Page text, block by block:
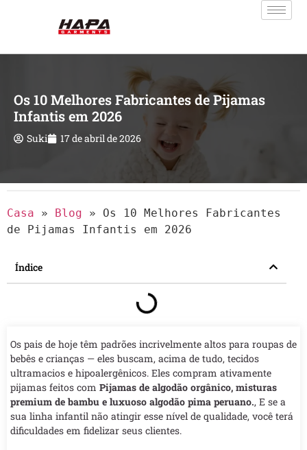
Os 10 Melhores Fabricantes de Pijamas
Infantis em 2026
Suki 17 de abril de 2026
Casa » Blog » Os 10 Melhores Fabricantes
de Pijamas Infantis em 2026
Índice
Os pais de hoje têm padrões incrivelmente altos para roupas de
bebês e crianças — eles buscam, acima de tudo, tecidos
ultramacios e hipoalergênicos. Eles compram ativamente
pijamas feitos com Pijamas de algodão orgânico, misturas
premium de bambu e luxuoso algodão pima peruano., E se a
sua linha infantil não atingir esse nível de qualidade, você terá
dificuldades em fidelizar seus clientes.